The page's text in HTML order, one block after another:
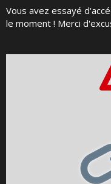
Vous avez essayé
le moment ! Merci